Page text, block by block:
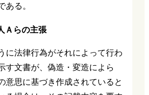
ある。
Ａらの主張
に法律行為がそれによって行わ
す文書が、偽造・変造によら
意思に基づき作成されていると